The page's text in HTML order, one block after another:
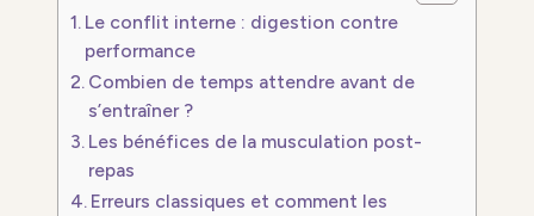
Le conflit interne : digestion contre
performance
Combien de temps attendre avant de
s’entraîner ?
Les bénéfices de la musculation post-
repas
Erreurs classiques et comment les